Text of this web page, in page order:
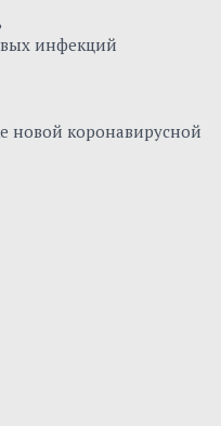
инфекций
новой коронавирусной